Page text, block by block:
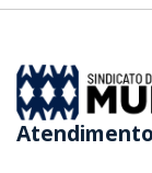
Atendimento